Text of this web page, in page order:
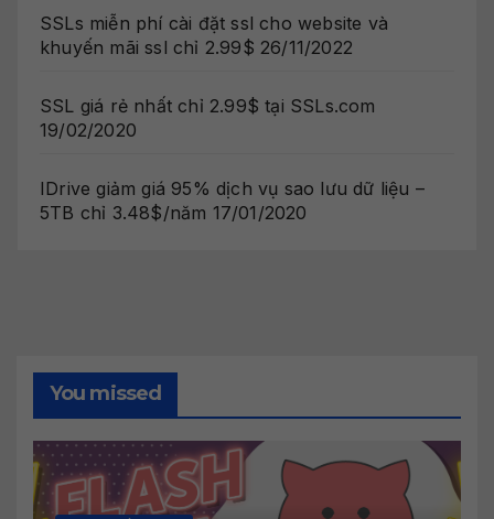
SSLs miễn phí cài đặt ssl cho website và
khuyến mãi ssl chỉ 2.99$ 26/11/2022
SSL giá rẻ nhất chỉ 2.99$ tại SSLs.com
19/02/2020
IDrive giảm giá 95% dịch vụ sao lưu dữ liệu –
5TB chỉ 3.48$/năm 17/01/2020
You missed